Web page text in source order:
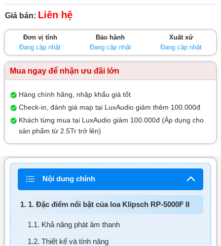
Được
xếp
hạng
5
Giá bán: Liên hệ
Đơn vị tính
Đang cập nhật
Bảo hành
Đang cập nhật
Xuất xứ
Đang cập nhật
Mua ngay để nhận ưu đãi lớn
Hàng chính hãng, nhập khẩu giá tốt
Check-in, đánh giá map tại LuxAudio giảm thêm 100.000đ
Khách từng mua tại LuxAudio giảm 100.000đ (Áp dụng cho
sản phẩm từ 2.5Tr trở lên)
Nội dung chính
1. 1. Đặc điểm nổi bật của loa Klipsch RP-5000F II
1.1. Khả năng phát âm thanh
1.2. Thiết kế và tính năng